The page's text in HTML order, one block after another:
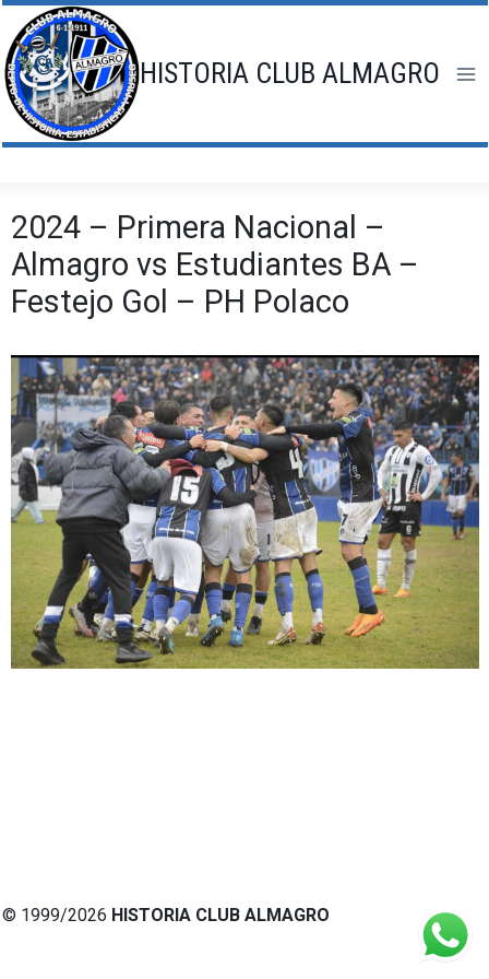
Saltar
al
contenido
HISTORIA CLUB ALMAGRO
2024 – Primera Nacional –
Almagro vs Estudiantes BA –
Festejo Gol – PH Polaco
© 1999/2026 HISTORIA CLUB ALMAGRO